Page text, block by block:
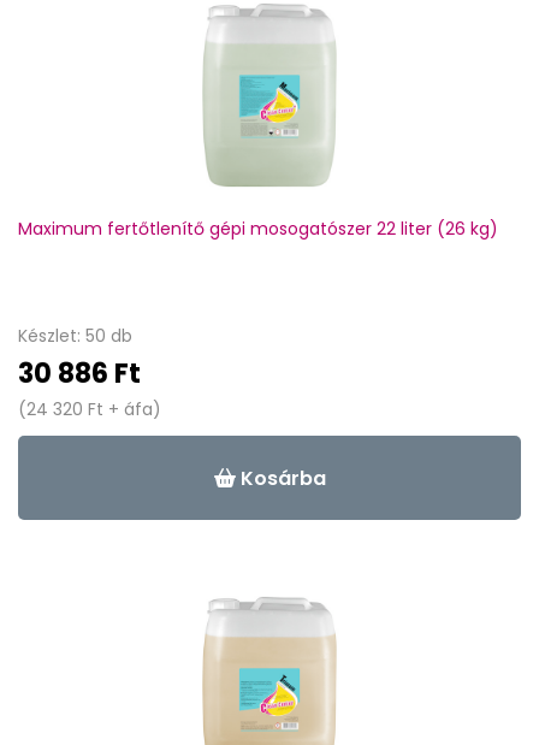
Maximum fertőtlenítő gépi mosogatószer 22 liter (26 kg)
Készlet: 50 db
30 886 Ft
(24 320 Ft + áfa)
Kosárba